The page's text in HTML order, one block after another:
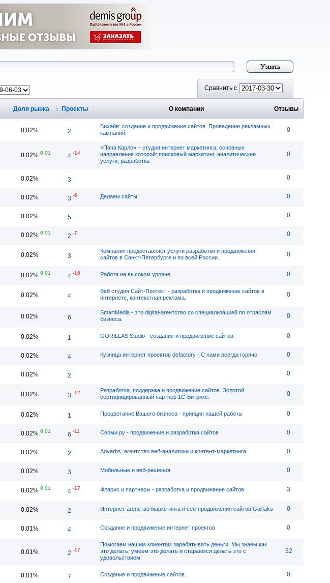
Сравнить с
Доля рынка ↓ Проекты О компании Отзывы
0.02% 2
Бихайв: cоздание и продвижение сайтов. Проведение рекламных
кампаний.
0
0.02% 0.01 4 -14
«Папа Карло» – студия интернет маркетинга, основные
направления которой: поисковый маркетинг, аналитические
услуги, разработка
0
0.02% 3 0
0.02% 3 -6 Делаем сайты! 0
0.02% 5 0
0.02% 0.01 2 -7 0
0.02% 3
Компания предоставляет услуги разработки и продвижения
сайтов в Санкт-Петербурге и по всей России.
0
0.02% 0.01 4 -16 Работа на высоком уровне. 0
0.02% 4
Веб студия Сайт-Протект - разработка и продвижение сайтов в
интернете, контекстная реклама.
0
0.02% 6
SmartMedia - это digital-агентство со специализацией по отраслям
бизнеса.
0
0.02% 1 GORILLAS Studio - создание и продвижение сайтов. 0
0.02% 4 Кузница интернет проектов defactory - C нами всегда горячо 0
0.02% 2 0
0.02% 3 -12
Разработка, поддержка и продвижение сайтов. Золотой
сертифицированный партнер 1С-Битрикс.
0
0.02% 1 Процветание Вашего бизнеса - принцип нашей работы 0
0.02% 0.01 6 -11 Сеоми.ру - продвижение и разработка сайтов 0
0.02% 2 Adverbs, агентство веб-аналитики и контент-маркетинга 0
0.02% 3 Мобильные и веб-решения 0
0.02% 0.01 4 -17 Фларис и партнеры - разработка и продвижение сайтов 3
0.02% 2 Интернет-агенство маркетинга и сео-продвижения сайтов Galifaks 0
0.01% 4 Создание и продвижение интернет проектов 0
0.01% 2 -17
Помогаем нашим клиентам зарабатывать деньги. Мы знаем как
это делать, умеем это делать и стараемся делать это с
удовольствием
32
0.01% 7 Создание и продвижение сайтов. 0